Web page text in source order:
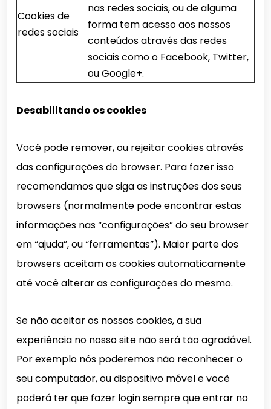
Cookies de
redes sociais
nas redes sociais, ou de alguma
forma tem acesso aos nossos
conteúdos através das redes
sociais como o Facebook, Twitter,
ou Google+.
Desabilitando os cookies
Você pode remover, ou rejeitar cookies através
das configurações do browser. Para fazer isso
recomendamos que siga as instruções dos seus
browsers (normalmente pode encontrar estas
informações nas “configurações” do seu browser
em “ajuda”, ou “ferramentas”). Maior parte dos
browsers aceitam os cookies automaticamente
até você alterar as configurações do mesmo.
Se não aceitar os nossos cookies, a sua
experiência no nosso site não será tão agradável.
Por exemplo nós poderemos não reconhecer o
seu computador, ou dispositivo móvel e você
poderá ter que fazer login sempre que entrar no